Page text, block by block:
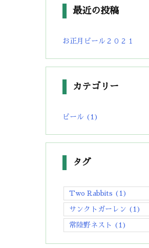
最近の投稿
お正月ビール２０２１
カテゴリー
ビール (1)
タグ
Two Rabbits (1)
サンクトガーレン (1)
常陸野ネスト (1)